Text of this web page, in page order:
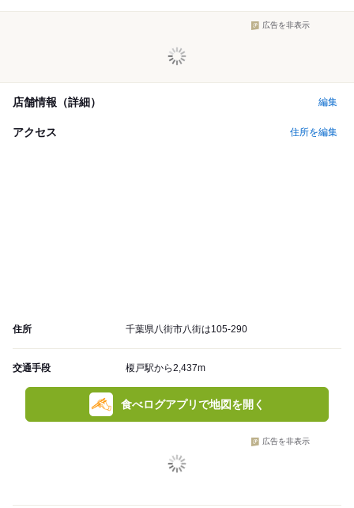
広告を非表示
店舗情報（詳細） 編集
アクセス 住所を編集
住所 千葉県八街市八街は105-290
交通手段 榎戸駅から2,437m
食べログアプリで地図を開く
広告を非表示